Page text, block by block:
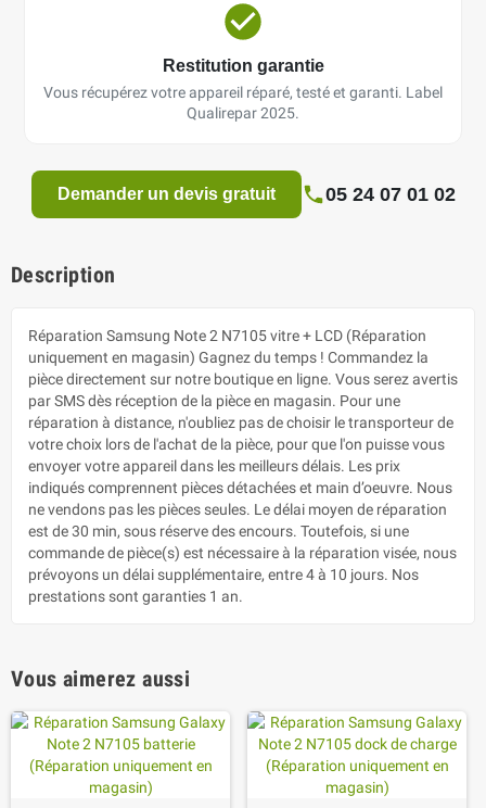
Restitution garantie
Vous récupérez votre appareil réparé, testé et garanti. Label
Qualirepar 2025.
Demander un devis gratuit 05 24 07 01 02
Description
Réparation Samsung Note 2 N7105 vitre + LCD (Réparation
uniquement en magasin) Gagnez du temps ! Commandez la
pièce directement sur notre boutique en ligne. Vous serez avertis
par SMS dès réception de la pièce en magasin. Pour une
réparation à distance, n'oubliez pas de choisir le transporteur de
votre choix lors de l'achat de la pièce, pour que l'on puisse vous
envoyer votre appareil dans les meilleurs délais. Les prix
indiqués comprennent pièces détachées et main d’oeuvre. Nous
ne vendons pas les pièces seules. Le délai moyen de réparation
est de 30 min, sous réserve des encours. Toutefois, si une
commande de pièce(s) est nécessaire à la réparation visée, nous
prévoyons un délai supplémentaire, entre 4 à 10 jours. Nos
prestations sont garanties 1 an.
Vous aimerez aussi